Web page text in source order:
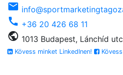
email
call +36 20 426 68 11
public 1013 Budapest, Lánchíd
Kövess minket LinkedInen!